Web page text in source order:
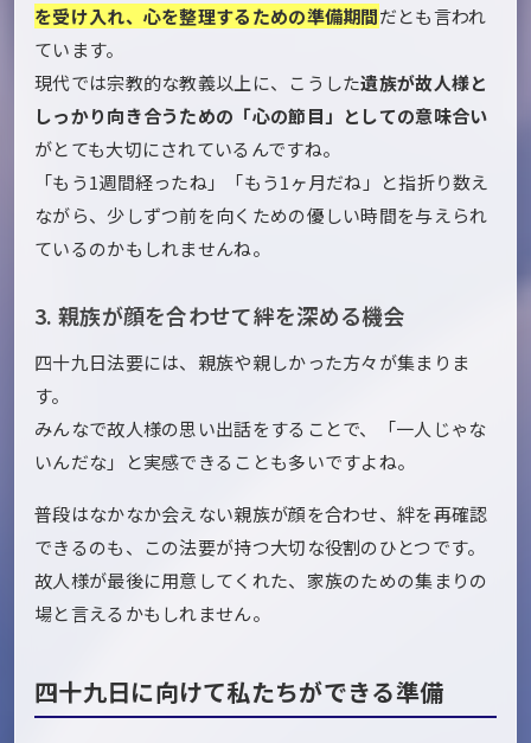
を受け入れ、心を整理するための準備期間だとも言われ
ています。
現代では宗教的な教義以上に、こうした遺族が故人様と
しっかり向き合うための「心の節目」としての意味合い
がとても大切にされているんですね。
「もう1週間経ったね」「もう1ヶ月だね」と指折り数え
ながら、少しずつ前を向くための優しい時間を与えられ
ているのかもしれませんね。
3. 親族が顔を合わせて絆を深める機会
四十九日法要には、親族や親しかった方々が集まりま
す。
みんなで故人様の思い出話をすることで、「一人じゃな
いんだな」と実感できることも多いですよね。
普段はなかなか会えない親族が顔を合わせ、絆を再確認
できるのも、この法要が持つ大切な役割のひとつです。
故人様が最後に用意してくれた、家族のための集まりの
場と言えるかもしれません。
四十九日に向けて私たちができる準備